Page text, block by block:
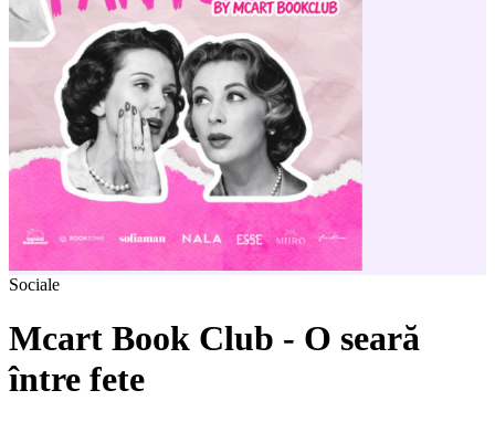
Sociale
Mcart Book Club - O seară
între fete